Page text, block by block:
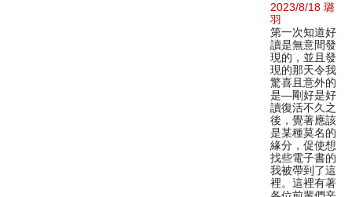
2023/8/18 璐
羽
第一次知道好
讀是無意間發
現的，並且發
現的那天令我
驚喜且意外的
是—剛好是好
讀復活不久之
後，覺著應該
是某種莫名的
緣分，促使想
找些電子書的
我被帶到了這
裡。這裡有著